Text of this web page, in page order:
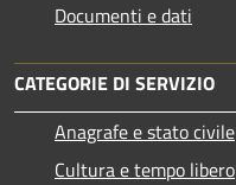
Documenti e dati
CATEGORIE DI SERVIZIO
Anagrafe e stato civile
Cultura e tempo libero